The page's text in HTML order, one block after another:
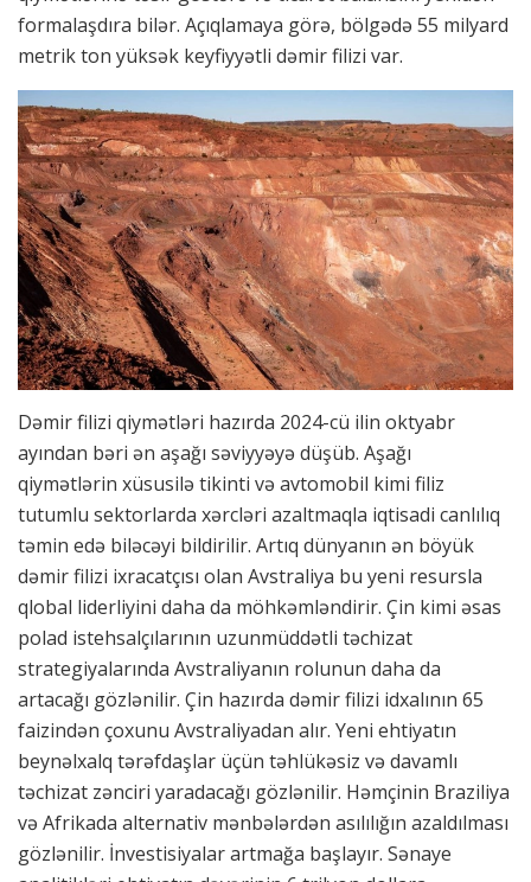
formalaşdıra bilər. Açıqlamaya görə, bölgədə 55 milyard
metrik ton yüksək keyfiyyətli dəmir filizi var.
Dəmir filizi qiymətləri hazırda 2024-cü ilin oktyabr
ayından bəri ən aşağı səviyyəyə düşüb. Aşağı
qiymətlərin xüsusilə tikinti və avtomobil kimi filiz
tutumlu sektorlarda xərcləri azaltmaqla iqtisadi canlılıq
təmin edə biləcəyi bildirilir. Artıq dünyanın ən böyük
dəmir filizi ixracatçısı olan Avstraliya bu yeni resursla
qlobal liderliyini daha da möhkəmləndirir. Çin kimi əsas
polad istehsalçılarının uzunmüddətli təchizat
strategiyalarında Avstraliyanın rolunun daha da
artacağı gözlənilir. Çin hazırda dəmir filizi idxalının 65
faizindən çoxunu Avstraliyadan alır. Yeni ehtiyatın
beynəlxalq tərəfdaşlar üçün təhlükəsiz və davamlı
təchizat zənciri yaradacağı gözlənilir. Həmçinin Braziliya
və Afrikada alternativ mənbələrdən asılılığın azaldılması
gözlənilir. İnvestisiyalar artmağa başlayır. Sənaye